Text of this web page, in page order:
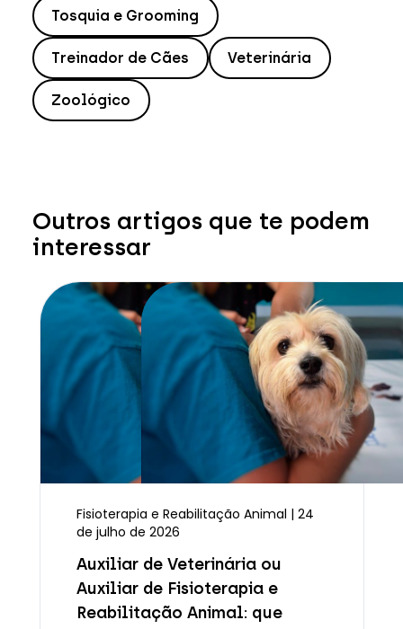
Tosquia e Grooming
Treinador de Cães Veterinária
Zoológico
Outros artigos que te podem
interessar
Fisioterapia e Reabilitação Animal | 24
de julho de 2026
Auxiliar de Veterinária ou
Auxiliar de Fisioterapia e
Reabilitação Animal: que